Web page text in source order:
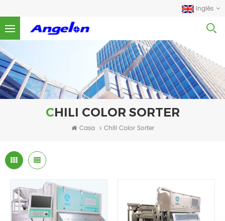
Inglés
CHILI COLOR SORTER
Casa Chili Color Sorter